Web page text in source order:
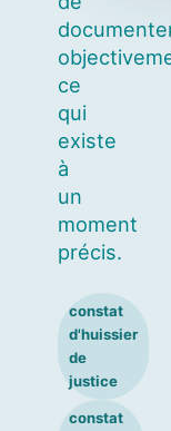
ce
qui
existe
à
un
moment
précis.
constat
d'huissier
de
justice
constat